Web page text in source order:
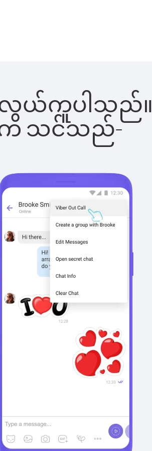
က လွယ်ကူပါသည်။
ါက သင်သည်-